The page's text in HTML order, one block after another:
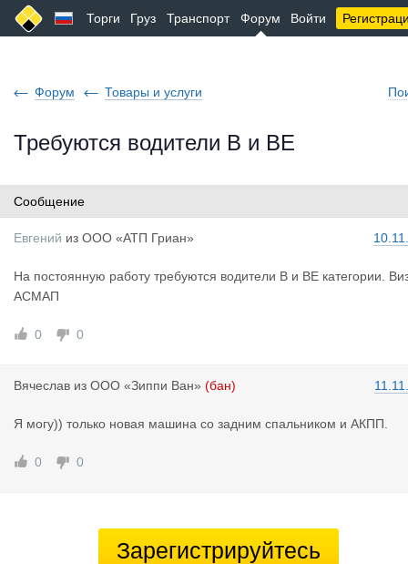
Торги Груз Транспорт Форум Войти
Форум Товары и услуги
Требуются водители В и ВЕ
Сообщение
Евгений из ООО «АТП Гриан»
На постоянную работу требуются водители В и ВЕ категории.
АСМАП
0 0
Вячеслав из ООО «Зиппи Ван» (бан)
Я могу)) только новая машина со задним спальником и АКПП.
0 0
Зарегистрируйтесь